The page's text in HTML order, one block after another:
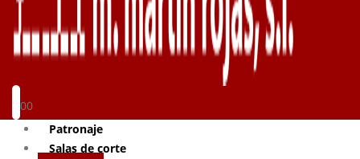
00
Patronaje
Salas de corte